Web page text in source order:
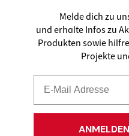
Melde dich zu
und erhalte Infos zu
Produkten sowie
Projekte